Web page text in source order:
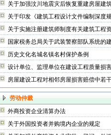
关于加强汶川地震灾后恢复重建房屋建
关于印发《建筑工程设计文件编制深度
关于实施注册建筑师制度有关建筑工程
国家税务总局关于武装警察部队系统的
历史文化名城名镇名村保护条例
设计单位、监理单位在建设工程质量损
房屋建设工程对相邻房屋损害赔偿中若
劳动仲裁
外商投资企业清算办法
关于外国投资者并购境内企业的规定